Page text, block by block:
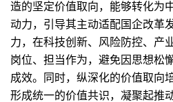
造的坚定价值取向，能够转化为
动力，引导其主动适配国企改革
力，在科技创新、风险防控、产
岗位、担当作为，避免因思想松
成效。同时，纵深化的价值取向
形成统一的价值共识，凝聚起推